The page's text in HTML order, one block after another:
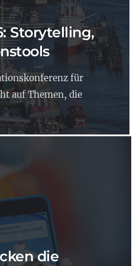
Storytelling,
für
auf Themen, die
die